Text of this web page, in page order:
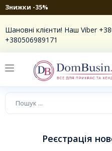
Знижки -35%
Шановні клієнти! Наш Viber
+380506989171
Реєстрація